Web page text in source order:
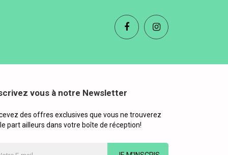
vous à notre Newsletter
des offres exclusives que vous ne trouverez
part ailleurs dans votre boîte de réception!